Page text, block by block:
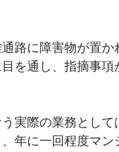
路に障害物が置か
を通し、指摘事
実際の業務として
年に一回程度マン